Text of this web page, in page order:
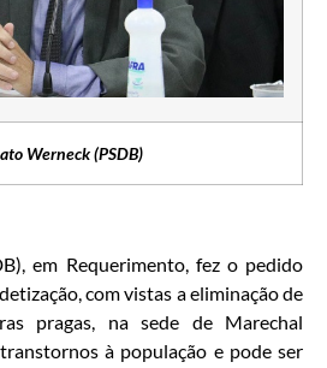
Werneck (PSDB)
em Requerimento, fez o pedido
com vistas a eliminação de
pragas, na sede de Marechal
à população e pode ser